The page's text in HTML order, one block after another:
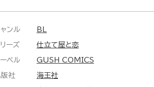
ンル BL
ーズ 仕立て屋と恋
ベル GUSH COMICS
社 海王社